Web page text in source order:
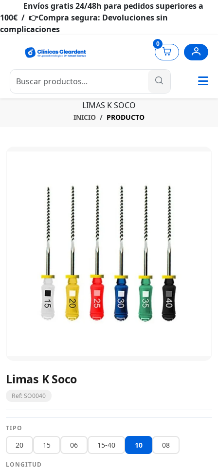
Envíos gratis 24/48h para pedidos superiores a
100€ / 👉Compra segura: Devoluciones sin
complicaciones
0
LIMAS K SOCO
INICIO PRODUCTO
Limas K Soco
Ref: SO0040
TIPO
20 15 06 15-40 10 08
LONGITUD